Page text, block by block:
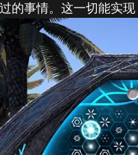
的事情。这一切能实